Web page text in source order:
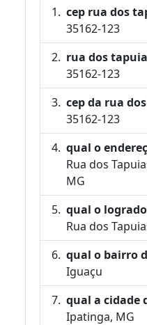
cep rua dos
35162-123
rua dos
35162-123
cep da rua
35162-123
qual o
Rua dos
MG
qual o
Rua dos
qual o bairro
Iguaçu
qual a cidade
Ipatinga, MG